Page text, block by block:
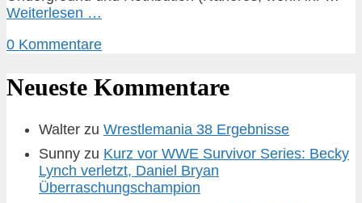
Weiterlesen …
0 Kommentare
Neueste Kommentare
Walter zu Wrestlemania 38 Ergebnisse
Sunny zu Kurz vor WWE Survivor Series: Becky
Lynch verletzt, Daniel Bryan
Überraschungschampion